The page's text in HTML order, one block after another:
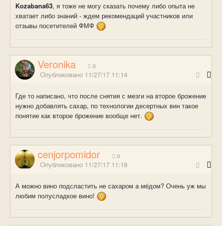
Kozabana63, я тоже не могу сказать почему либо опыта не
хватает либо знаний - ждем рекомендаций участников или
отзывы посетителей ФМФ
Veronika 0
Опубликовано 11/27/17 11:14
Где то написано, что после снятия с мезги на второе брожение
нужно добавлять сахар, по технологии десертных вин такое
понятие как второе брожение вообще нет.
cenjorpomidor 0
Опубликовано 11/27/17 11:18
А можно вино подсластить не сахаром а мёдом? Очень уж мы
любим полусладкое вино !